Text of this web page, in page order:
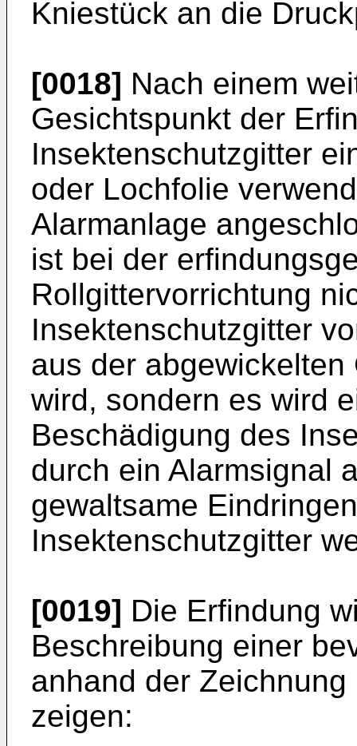
Kniestück an die
[0018] Nach einem
Gesichtspunkt der
Insektenschutzgitter
oder Lochfolie
Alarmanlage
ist bei der
Rollgittervorrichtung
Insektenschutzgitter
aus der
wird, sondern es wird
Beschädigung des
durch ein Alarmsignal
gewaltsame
Insektenschutzgitter
[0019] Die Erfindung
Beschreibung einer
anhand der
zeigen: